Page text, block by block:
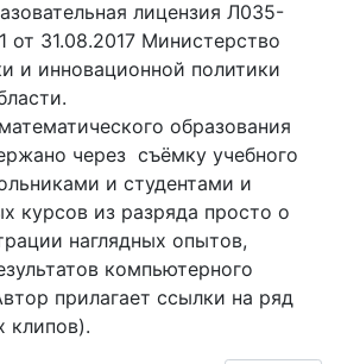
лицензия Л035-
от 31.08.2017 Министерство
и инновационной политики
образования
через съёмку учебного
и студентами и
курсов из разряда просто о
наглядных опытов,
компьютерного
прилагает ссылки на ряд
клипов).